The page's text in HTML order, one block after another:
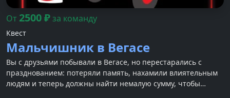
От 2500₽за команду
Квест
Мальчишник в Вегасе
Вы с друзьями побывали в Вегасе, но перестарались с
празднованием: потеряли память, нахамили влиятельным
людям и теперь должны найти немалую сумму, чтобы